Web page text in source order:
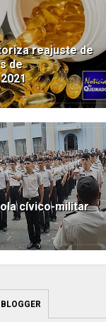
reajuste de
de
cívico-militar
BLOGGER